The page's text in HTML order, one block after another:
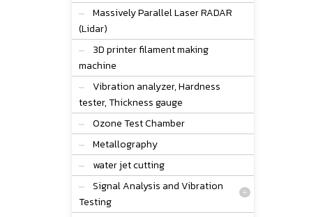
Massively Parallel Laser RADAR
(Lidar)
3D printer filament making
machine
Vibration analyzer, Hardness
tester, Thickness gauge
Ozone Test Chamber
Metallography
water jet cutting
Signal Analysis and Vibration
Testing